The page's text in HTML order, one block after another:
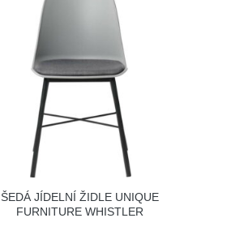
ŠEDÁ JÍDELNÍ ŽIDLE UNIQUE
FURNITURE WHISTLER